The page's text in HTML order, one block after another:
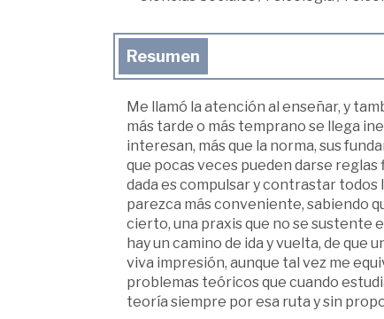
Resumen
Me llamó la atención al enseñar, y
más tarde o más temprano se llega
interesan, más que la norma, sus
que pocas veces pueden darse
dada es compulsar y contrastar
parezca más conveniente, sabiendo
cierto, una praxis que no se sustente
hay un camino de ida y vuelta, de que
viva impresión, aunque tal vez me
problemas teóricos que cuando
teoría siempre por esa ruta y sin